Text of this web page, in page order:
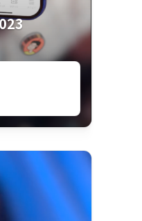
サイトで6時
リでもっと楽